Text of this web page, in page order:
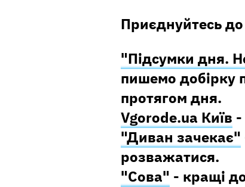
Приєднуйтесь
"Підсумки дня.
пишемо добірку
протягом дня.
Vgorode.ua Київ -
"Диван зачекає"
розважатися.
"Сова" - кращі